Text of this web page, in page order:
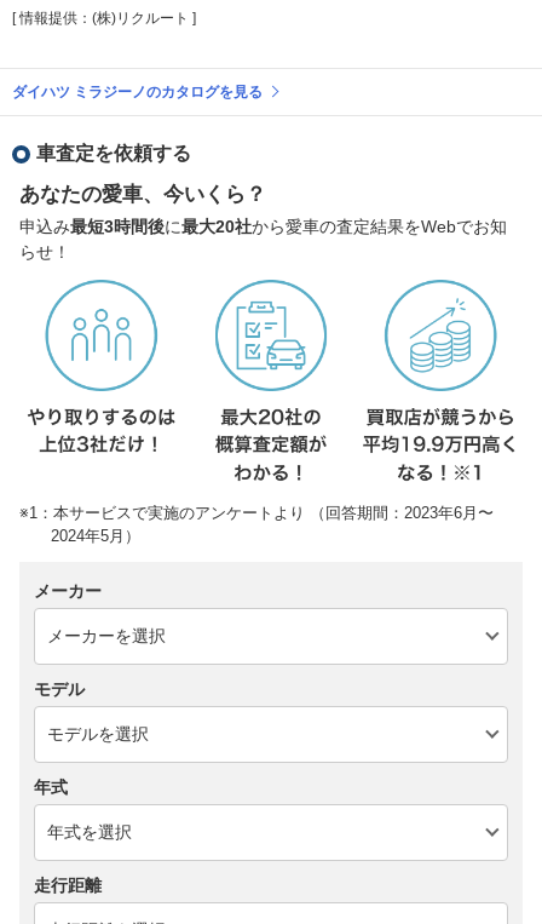
[ 情報提供：(株)リクルート ]
ダイハツ ミラジーノのカタログを見る
車査定を依頼する
あなたの愛車、今いくら？
申込み最短3時間後に最大20社から愛車の査定結果をWebでお知
らせ！
※1：本サービスで実施のアンケートより （回答期間：2023年6月〜
2024年5月）
メーカー
モデル
年式
走行距離